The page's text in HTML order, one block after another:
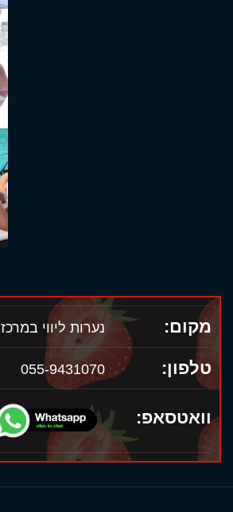
מקום: נערות ליווי במרכז
טלפון: 055-9431070
וואטסאפ: